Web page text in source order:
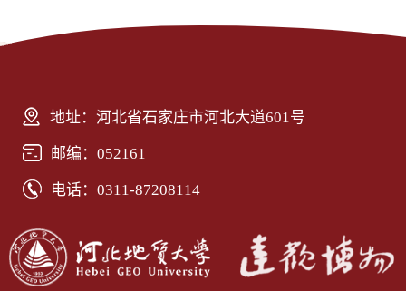
地址：河北省石家庄市河北大道601号
邮编：052161
电话：0311-87208114